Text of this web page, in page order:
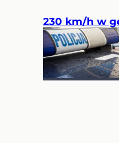
230 km/h w